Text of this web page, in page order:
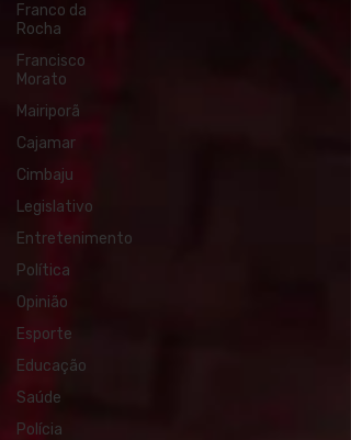
Franco da
Rocha
Francisco
Morato
Mairiporã
Cajamar
Cimbaju
Legislativo
Entretenimento
Política
Opinião
Esporte
Educação
Saúde
Polícia